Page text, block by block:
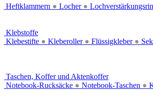
Heftklammern ● Locher ●
Klebstoffe
Klebestifte ● Kleberoller ● Flüssigkleber ●
Taschen, Koffer und Aktenkoffer
Notebook-Rucksäcke ● Notebook-Taschen ●